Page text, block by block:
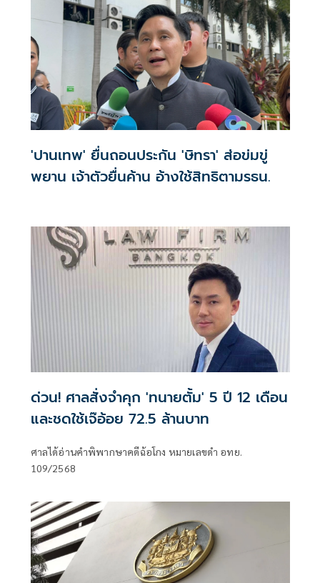
'ปานเทพ' ยื่นถอนประกัน 'ษิทรา' ส่อข่มขู่
พยาน เจ้าตัวยื่นค้าน อ้างใช้สิทธิตามรธน.
ด่วน! ศาลสั่งจำคุก 'ทนายตั้ม' 5 ปี 12 เดือน
และชดใช้เจ๊อ้อย 72.5 ล้านบาท
ศาลได้อ่านคำพิพากษาคดีฉ้อโกง หมายเลขดำ อทย.
109/2568